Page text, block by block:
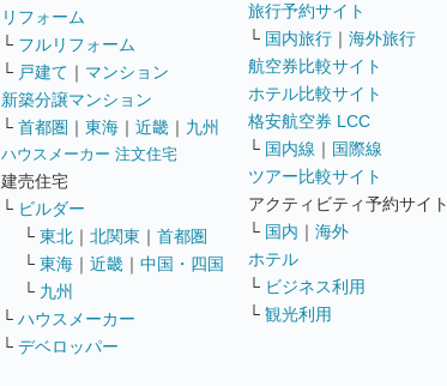
リフォーム
└ フルリフォーム
└ 戸建て ｜ マンション
新築分譲マンション
└ 首都圏 ｜ 東海 ｜ 近畿 ｜ 九州
ハウスメーカー 注文住宅
建売住宅
└ ビルダー
└ 東北 ｜ 北関東 ｜ 首都圏
└ 東海 ｜ 近畿 ｜ 中国・四国
└ 九州
└ ハウスメーカー
└ デベロッパー
旅行予約サイト
└ 国内旅行 ｜ 海外旅行
航空券比較サイト
ホテル比較サイト
格安航空券 LCC
└ 国内線 ｜ 国際線
ツアー比較サイト
アクティビティ予約サイト
└ 国内 ｜ 海外
ホテル
└ ビジネス利用
└ 観光利用